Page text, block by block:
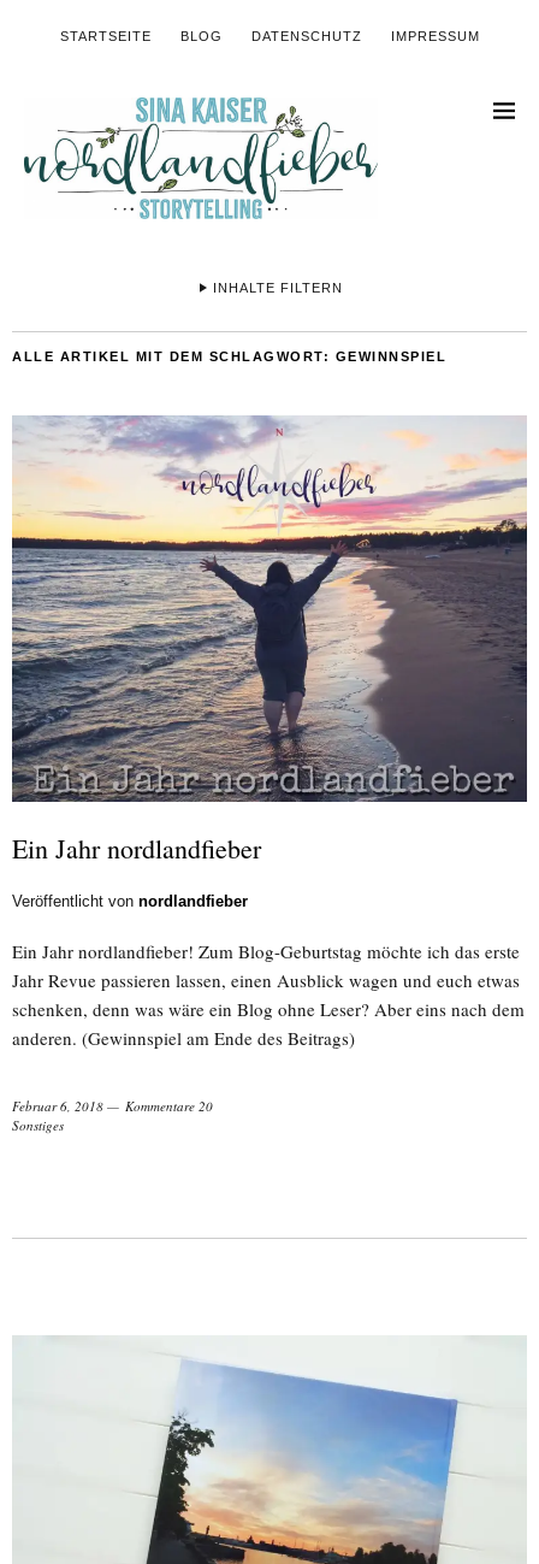
STARTSEITE BLOG DATENSCHUTZ IMPRESSUM
INHALTE FILTERN
ALLE ARTIKEL MIT DEM SCHLAGWORT: GEWINNSPIEL
Ein Jahr nordlandfieber
Veröffentlicht von nordlandfieber
Ein Jahr nordlandfieber! Zum Blog-Geburtstag möchte ich das erste
Jahr Revue passieren lassen, einen Ausblick wagen und euch etwas
schenken, denn was wäre ein Blog ohne Leser? Aber eins nach dem
anderen. (Gewinnspiel am Ende des Beitrags)
Februar 6, 2018
Kommentare 20
Sonstiges